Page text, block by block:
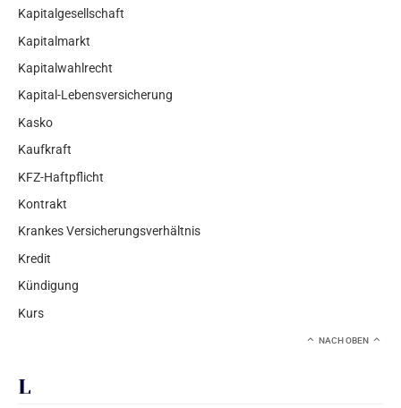
Kapitalgesellschaft
Kapitalmarkt
Kapitalwahlrecht
Kapital-Lebensversicherung
Kasko
Kaufkraft
KFZ-Haftpflicht
Kontrakt
Krankes Versicherungsverhältnis
Kredit
Kündigung
Kurs
NACH OBEN
L